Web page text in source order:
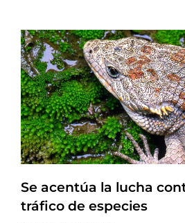
Se acentúa la lucha
tráfico de especies